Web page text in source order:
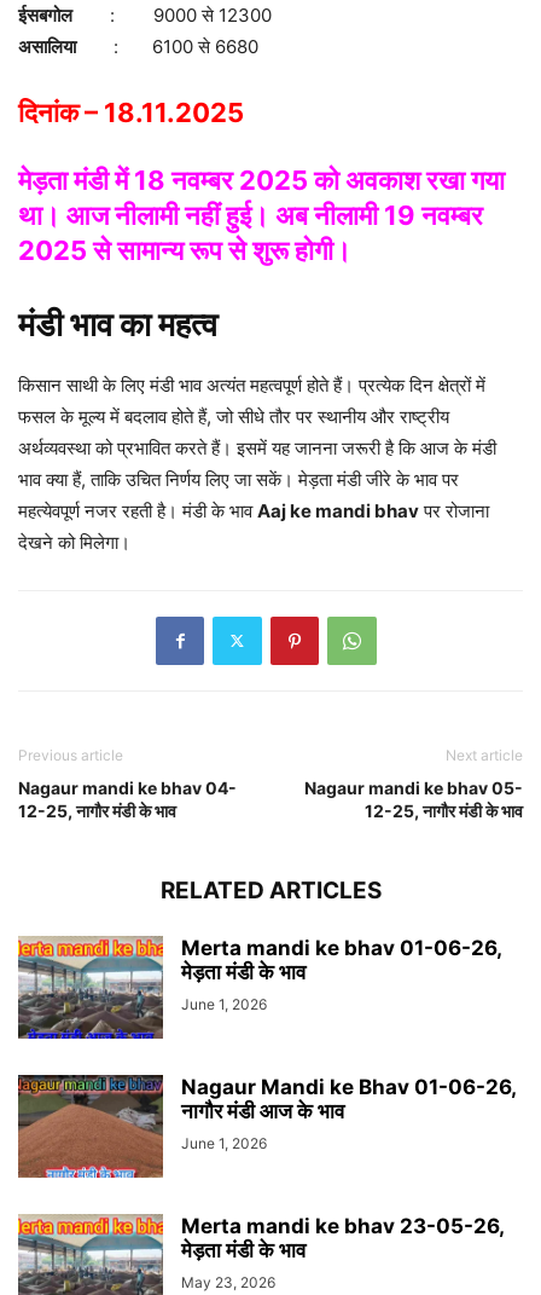
ईसबगोल
: 9000 से 12300
असालिया : 6100 से 6680
दिनांक – 18.11.2025
मेड़ता मंडीमें 18 नवम्बर 2025 को अवकाश रखा गया
था। आज नीलामी नहीं हुई। अब नीलामी 19 नवम्बर
2025 से सामान्य रूप से शुरू होगी।
मंडी भाव का महत्व
किसान साथी के लिए मंडी भाव अत्यंत महत्वपूर्ण होते हैं। प्रत्येक दिन क्षेत्रों में
फसल के मूल्य में बदलाव होते हैं, जो सीधे तौर पर स्थानीय और राष्ट्रीय
अर्थव्यवस्था को प्रभावित करते हैं। इसमें यह जानना जरूरी है कि आज के मंडी
भाव क्या हैं, ताकि उचित निर्णय लिए जा सकें। मेड़ता मंडी जीरे के भाव पर
महत्येवपूर्ण नजर रहती है। मंडी के भावAaj ke mandi bhavपर रोजाना
देखने को मिलेगा।
Previous article
Nagaur mandi ke bhav 04-
12-25, नागौर मंडी के भाव
Next article
Nagaur mandi ke bhav 05-
12-25, नागौर मंडी के भाव
RELATED ARTICLES
Merta mandi ke bhav 01-06-26,
मेड़ता मंडी के भाव
June 1, 2026
Nagaur Mandi ke Bhav 01-06-26,
नागौर मंडी आज के भाव
June 1, 2026
Merta mandi ke bhav 23-05-26,
मेड़ता मंडी के भाव
May 23, 2026